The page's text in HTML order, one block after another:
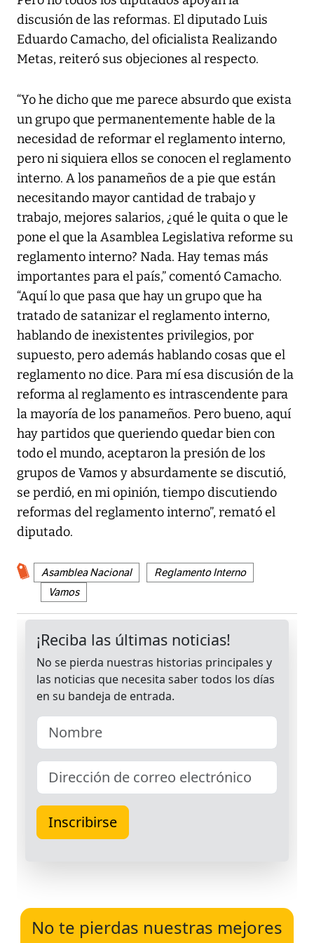
discusión de las reformas. El diputado Luis
Eduardo Camacho, del oficialista Realizando
Metas, reiteró sus objeciones al respecto.
“Yo he dicho que me parece absurdo que exista
un grupo que permanentemente hable de la
necesidad de reformar el reglamento interno,
pero ni siquiera ellos se conocen el reglamento
interno. A los panameños de a pie que están
necesitando mayor cantidad de trabajo y
trabajo, mejores salarios, ¿qué le quita o que le
pone el que la Asamblea Legislativa reforme su
reglamento interno? Nada. Hay temas más
importantes para el país,” comentó Camacho.
“Aquí lo que pasa que hay un grupo que ha
tratado de satanizar el reglamento interno,
hablando de inexistentes privilegios, por
supuesto, pero además hablando cosas que el
reglamento no dice. Para mí esa discusión de la
reforma al reglamento es intrascendente para
la mayoría de los panameños. Pero bueno, aquí
hay partidos que queriendo quedar bien con
todo el mundo, aceptaron la presión de los
grupos de Vamos y absurdamente se discutió,
se perdió, en mi opinión, tiempo discutiendo
reformas del reglamento interno”, remató el
diputado.
Asamblea Nacional
Reglamento Interno
Vamos
No te pierdas nuestras mejores